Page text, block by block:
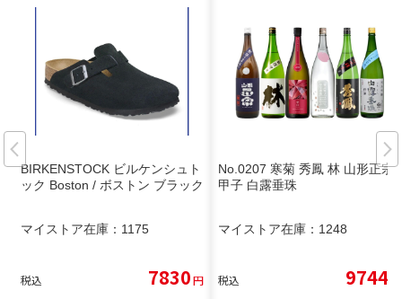
BIRKENSTOCK ビルケンシュト
ック Boston / ボストン ブラック
マイストア在庫： 1175
税込 7830円
No.0207 寒菊 秀鳳 林 山形正宗
甲子 白露垂珠
マイストア在庫： 1248
税込 9744